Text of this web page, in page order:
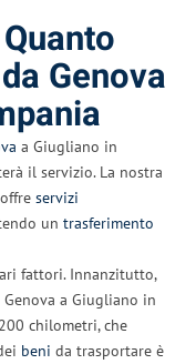
Genova
a Giugliano in
il servizio. La nostra
servizi
un trasferimento
fattori. Innanzitutto,
a Giugliano in
chilometri, che
beni da trasportare è